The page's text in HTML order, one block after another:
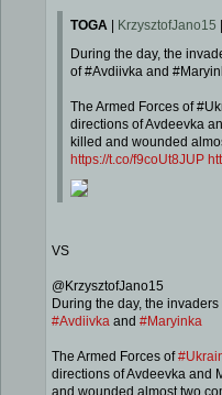
TOGA | KrzysztofJano15 |
During the day, the
of #Avdiivka and
The Armed Forces of
directions of Avdeevka
killed and wounded
https://t.co/f9coUt8JUP
VS
@KrzysztofJano15
During the day, the
#Avdiivka and #Maryinka
The Armed Forces of
directions of Avdeevka and
and wounded almost two